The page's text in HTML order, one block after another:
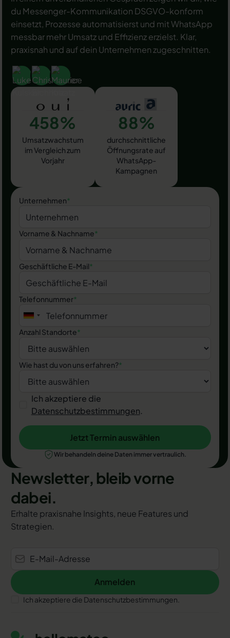
du Messenger-Kommunikation DSGVO-konform
einsetzt, Prozesse automatisierst und mit WhatsApp
messbar mehr Umsatz und Effizienz erzielst. Klar,
praxisnah und auf dein Unternehmen zugeschnitten.
458%
Umsatzwachstum
im Vergleich zum
Vorjahr
88%
durchschnittliche
Öffnungsrate auf
WhatsApp-
Kampagnen
Unternehmen*
Vorname & Nachname*
Geschäftliche E-Mail*
Telefonnummer*
Anzahl Standorte*
Wie hast du von uns erfahren?*
Ich akzeptiere die
Datenschutzbestimmungen.
Jetzt Termin auswählen
Jetzt Termin auswählen
Wir behandeln deine Daten immer vertraulich.
Newsletter, bleib vorne
dabei.
Erhalte praxisnahe Insights, neue Features und
Strategien.
Anmelden
Anmelden
Ich akzeptiere die Datenschutzbestimmungen.